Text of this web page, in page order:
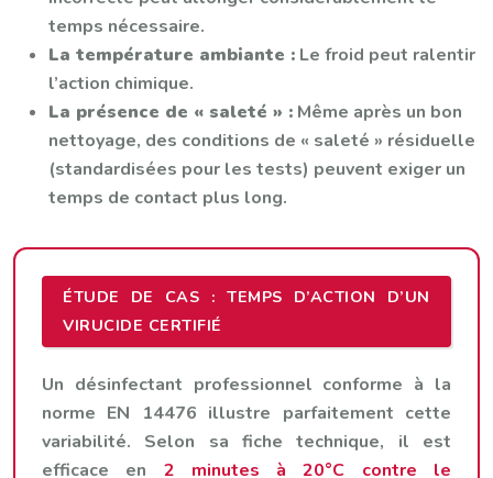
temps nécessaire.
La température ambiante : Le froid peut ralentir
l’action chimique.
La présence de « saleté » : Même après un bon
nettoyage, des conditions de « saleté » résiduelle
(standardisées pour les tests) peuvent exiger un
temps de contact plus long.
ÉTUDE DE CAS : TEMPS D’ACTION D’UN
VIRUCIDE CERTIFIÉ
Un désinfectant professionnel conforme à la
norme EN 14476 illustre parfaitement cette
variabilité. Selon sa fiche technique, il est
efficace en 2 minutes à 20°C contre le